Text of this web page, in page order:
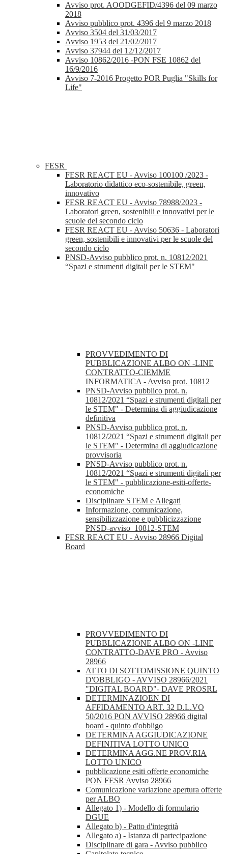
Avviso prot. AOODGEFID/4396 del 09 marzo
2018
Avviso pubblico prot. 4396 del 9 marzo 2018
Avviso 3504 del 31/03/2017
Avviso 1953 del 21/02/2017
Avviso 37944 del 12/12/2017
Avviso 10862/2016 -PON FSE 10862 del
16/9/2016
Avviso 7-2016 Progetto POR Puglia "Skills for
Life"
FESR
FESR REACT EU - Avviso 100100 /2023 -
Laboratorio didattico eco-sostenibile, green,
innovativo
FESR REACT EU - Avviso 78988/2023 -
Laboratori green, sostenibili e innovativi per le
scuole del secondo ciclo
FESR REACT EU - Avviso 50636 - Laboratori
green, sostenibili e innovativi per le scuole del
secondo ciclo
PNSD-Avviso pubblico prot. n. 10812/2021
“Spazi e strumenti digitali per le STEM"
PROVVEDIMENTO DI
PUBBLICAZIONE ALBO ON -LINE
CONTRATTO-CIEMME
INFORMATICA - Avviso prot. 10812
PNSD-Avviso pubblico prot. n.
10812/2021 “Spazi e strumenti digitali per
le STEM" - Determina di aggiudicazione
definitiva
PNSD-Avviso pubblico prot. n.
10812/2021 “Spazi e strumenti digitali per
le STEM" - Determina di aggiudicazione
provvisoria
PNSD-Avviso pubblico prot. n.
10812/2021 “Spazi e strumenti digitali per
le STEM" - pubblicazione-esiti-offerte-
economiche
Disciplinare STEM e Allegati
Informazione, comunicazione,
sensibilizzazione e pubblicizzazione
PNSD-avviso_10812-STEM
FESR REACT EU - Avviso 28966 Digital
Board
PROVVEDIMENTO DI
PUBBLICAZIONE ALBO ON -LINE
CONTRATTO-DAVE PRO - Avviso
28966
ATTO DI SOTTOMISSIONE QUINTO
D'OBBLIGO - AVVISO 28966/2021
"DIGITAL BOARD"- DAVE PROSRL
DETERMINAZIOEN DI
AFFIDAMENTO ART. 32 D.L.VO
50/2016 PON AVVISO 28966 digital
board - quinto d'obbligo
DETERMINA AGGIUDICAZIONE
DEFINITIVA LOTTO UNICO
DETERMINA AGG.NE PROV.RIA
LOTTO UNICO
pubblicazione esiti offerte economiche
PON FESR Avviso 28966
Comunicazione variazione apertura offerte
per ALBO
Allegato 1) - Modello di formulario
DGUE
Allegato b) - Patto d'integrità
Allegato a) - Istanza di partecipazione
Disciplinare di gara - Avviso pubblico